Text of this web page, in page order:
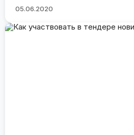
05.06.2020